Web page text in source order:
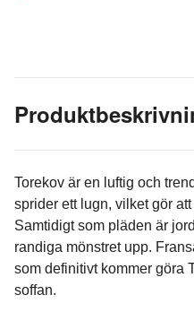
Torekov är en luftig och
sprider ett lugn, vilket gör
Samtidigt som pläden är
randiga mönstret upp.
som definitivt kommer göra
soffan.